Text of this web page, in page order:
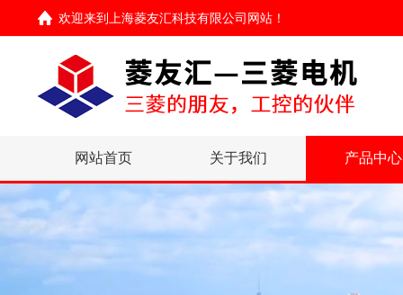
欢迎来到 上海菱友汇科技有限公司网站 ！
网站首页 关于我们 产品中心